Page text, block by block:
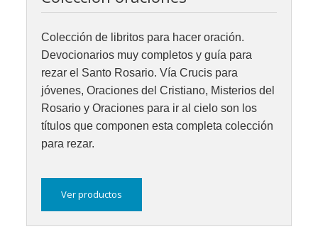
Colección de libritos para hacer oración.
Devocionarios muy completos y guía para
rezar el Santo Rosario. Vía Crucis para
jóvenes, Oraciones del Cristiano, Misterios del
Rosario y Oraciones para ir al cielo son los
títulos que componen esta completa colección
para rezar.
Ver productos